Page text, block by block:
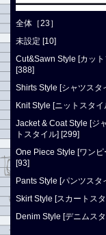
全体［23］
未設定 [10]
Cut&Sawn Style [カッ
[388]
Shirts Style [シャツスタ
Knit Style [ニットスタイ
Jacket & Coat Style [ジ
トスタイル] [299]
One Piece Style [ワンピ
[93]
Pants Style [パンツスタ
Skirt Style [スカートス
Denim Style [デニムス